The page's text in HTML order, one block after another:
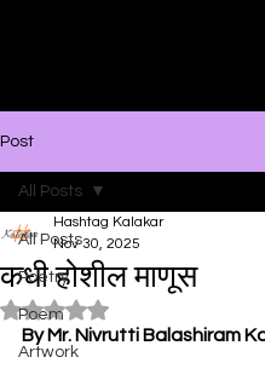
Post
All Posts
Poetry
Poem
Artwork
All Posts
कधी होशील माणूस
Hashtag Kalakar
Nov 30, 2025
Rated NaN out of 5 stars.
By Mr. Nivrutti Balashiram